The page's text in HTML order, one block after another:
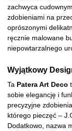
zachwyca
zdobieniami na
oprószonymi
ręcznie malowane
niepowtarzalnego
Wyjątkowy
Ta Patera Art Deco
sobie elegancję i
precyzyjne
którego pieczęć –
Dodatkowo, nazwa